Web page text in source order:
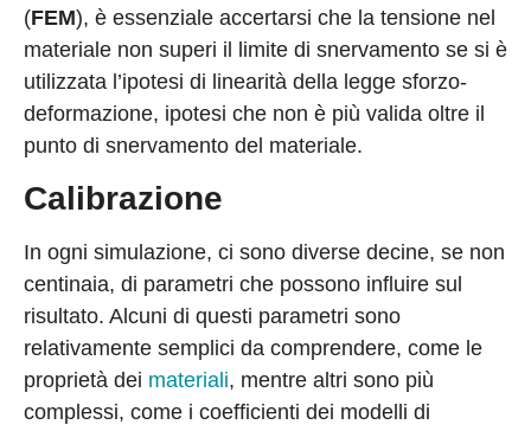
(FEM), è essenziale accertarsi che la tensione nel
materiale non superi il limite di snervamento se si è
utilizzata l’ipotesi di linearità della legge sforzo-
deformazione, ipotesi che non è più valida oltre il
punto di snervamento del materiale.
Calibrazione
In ogni simulazione, ci sono diverse decine, se non
centinaia, di parametri che possono influire sul
risultato. Alcuni di questi parametri sono
relativamente semplici da comprendere, come le
proprietà dei materiali, mentre altri sono più
complessi, come i coefficienti dei modelli di